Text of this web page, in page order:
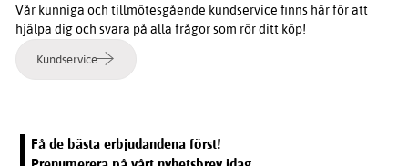
Vår kunniga och tillmötesgående kundservice finns här för att
hjälpa dig och svara på alla frågor som rör ditt köp!
Kundservice
Få de bästa erbjudandena först!